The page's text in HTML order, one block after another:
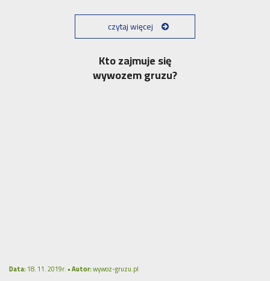
czytaj więcej
Kto zajmuje się
wywozem gruzu?
Data:18. 11. 2019r. •Autor:wywoz-gruzu.pl